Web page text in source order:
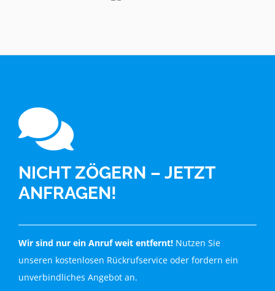
NICHT ZÖGERN – JETZT
ANFRAGEN!
Wir sind nur ein Anruf weit entfernt! Nutzen Sie
unseren kostenlosen Rückrufservice oder fordern ein
unverbindliches Angebot an.